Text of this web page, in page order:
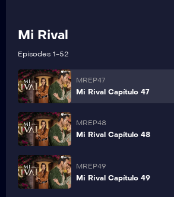
Mi Rival
Episodes 1-52
MREP47
Mi Rival Capítulo 47
MREP48
Mi Rival Capítulo 48
MREP49
Mi Rival Capítulo 49